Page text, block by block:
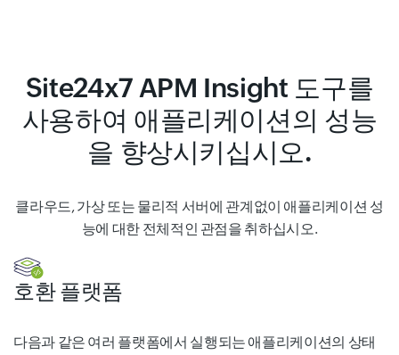
Site24x7 APM Insight 도구를
사용하여 애플리케이션의 성능
을 향상시키십시오.
클라우드, 가상 또는 물리적 서버에 관계없이 애플리케이션 성
능에 대한 전체적인 관점을 취하십시오.
호환 플랫폼
다음과 같은 여러 플랫폼에서 실행되는 애플리케이션의 상태